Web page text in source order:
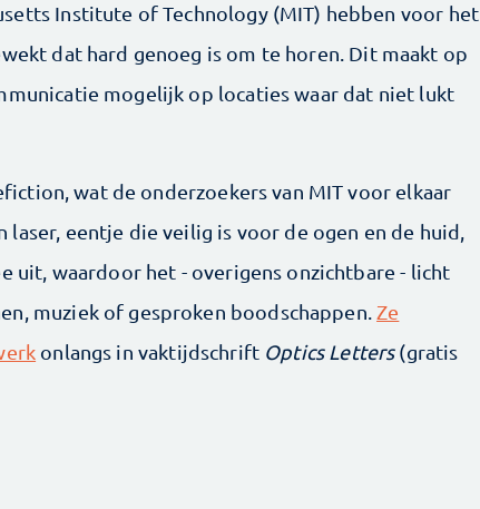
Institute of Technology (MIT) hebben voor het
dat hard genoeg is om te horen. Dit maakt op
mogelijk op locaties waar dat niet lukt
wat de onderzoekers van MIT voor elkaar
laser, eentje die veilig is voor de ogen en de huid,
uit, waardoor het - overigens onzichtbare - licht
muziek of gesproken boodschappen. Ze
onlangs in vaktijdschrift Optics Letters(gratis